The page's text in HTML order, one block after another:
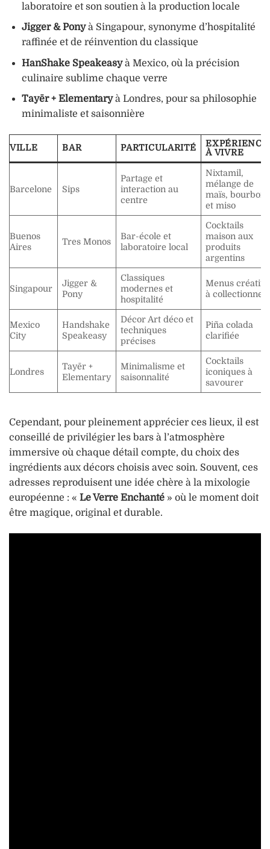
laboratoire et son soutien à la production locale
Jigger & Ponyà Singapour, synonyme d’hospitalité
raffinée et de réinvention du classique
HanShake Speakeasyà Mexico, où la précision
culinaire sublime chaque verre
Tayēr + Elementaryà Londres, pour sa philosophie
minimaliste et saisonnière
VILLE BAR PARTICULARITÉ
EXPÉRIENCE
À VIVRE
Barcelone Sips
Partage et
interaction au
centre
Nixtamil,
mélange de
maïs, bourbon
et miso
Buenos
Aires
Tres Monos
Bar-école et
laboratoire local
Cocktails
maison aux
produits
argentins
Singapour
Jigger &
Pony
Classiques
modernes et
hospitalité
Menus créatifs
à collectionner
Mexico
City
Handshake
Speakeasy
Décor Art déco et
techniques
précises
Piña colada
clarifiée
Londres
Tayēr +
Elementary
Minimalisme et
saisonnalité
Cocktails
iconiques à
savourer
Cependant, pour pleinement apprécier ces lieux, il est
conseillé de privilégier les bars à l’atmosphère
immersive où chaque détail compte, du choix des
ingrédients aux décors choisis avec soin. Souvent, ces
adresses reproduisent une idée chère à la mixologie
européenne : « Le Verre Enchanté » où le moment doit
être magique, original et durable.